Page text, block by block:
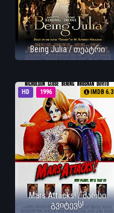
Being Julia / თეატრი
HD 1996 IMDB 6.3
Mars Attacks! / მარსი
გვიტევს!